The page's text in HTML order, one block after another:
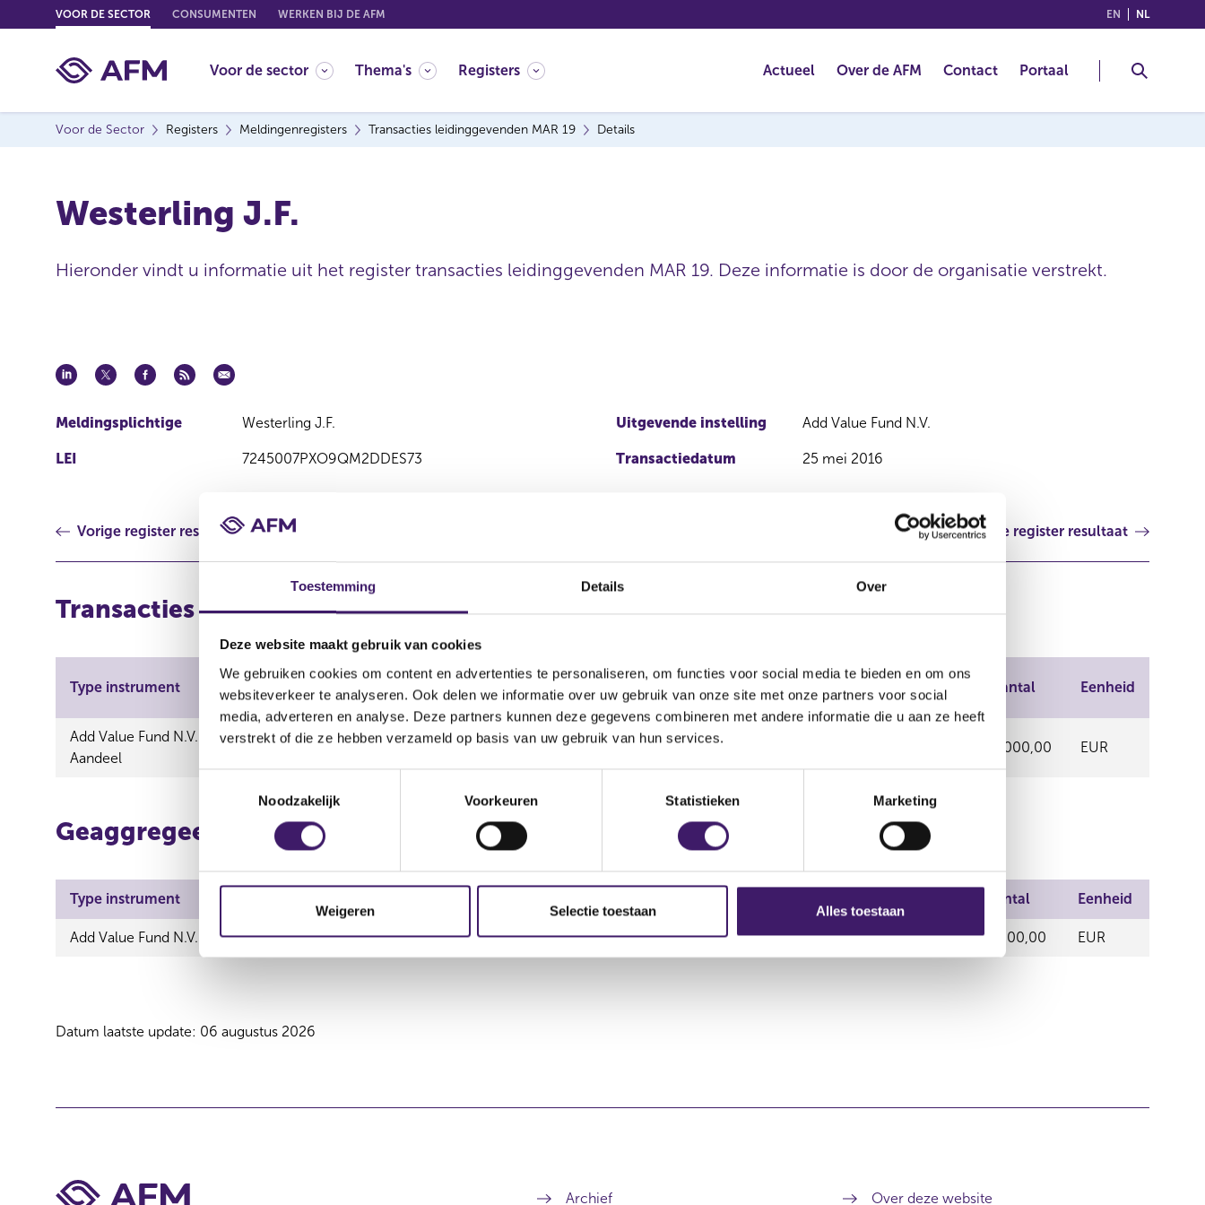
Toestemming Details Over
Deze website maakt gebruik van cookies
We gebruiken cookies om content en advertenties te personaliseren, om functies voor social media te bieden en om ons
websiteverkeer te analyseren. Ook delen we informatie over uw gebruik van onze site met onze partners voor social
media, adverteren en analyse. Deze partners kunnen deze gegevens combineren met andere informatie die u aan ze heeft
verstrekt of die ze hebben verzameld op basis van uw gebruik van hun services.
s
i
s
Noodzakelijk Voorkeuren Statistieken Marketing
Weigeren Selectie toestaan Alles toestaan
o
o
EN (ENGLISH)
NL
VOOR DE SECTOR CONSUMENTEN WERKEN BIJ DE AFM
Voor de sector Thema's Registers Actueel Over de AFM Contact Portaal
Voor de Sector Registers Meldingenregisters Transacties leidinggevenden MAR 19 Details
Westerling J.F.
Hieronder vindt u informatie uit het register transacties leidinggevenden MAR 19. Deze informatie is door de organisatie verstrekt.
Meldingsplichtige Westerling J.F. Uitgevende instelling Add Value Fund N.V.
LEI 7245007PXO9QM2DDES73 Transactiedatum 25 mei 2016
Vorige register resultaat Volgende register resultaat
Transacties
Type instrument ISIN
Aard
transactie
Soort
transactie
Aandelenoptie
programma
Plaats van handel Prijs Aantal Eenheid
Add Value Fund N.V. -
Aandeel
Verwerving Koop Nee
EURONEXT - EURONEXT
2.000,00 EUR
Geaggregeerde informatie
Type instrument Aantal Eenheid
Add Value Fund N.V. - Aandeel Verwerving Koop EURONEXT - EURONEXT AMSTERDAM 40,84 2.000,00 EUR
Datum laatste update: 06 augustus 2026
Archief Over deze website